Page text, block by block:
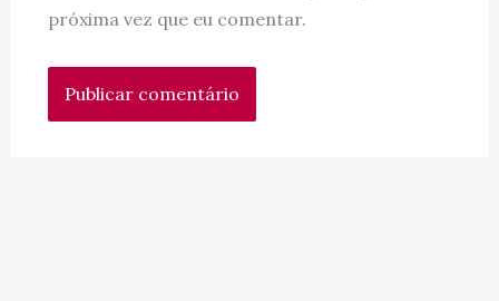
próxima vez que eu comentar.